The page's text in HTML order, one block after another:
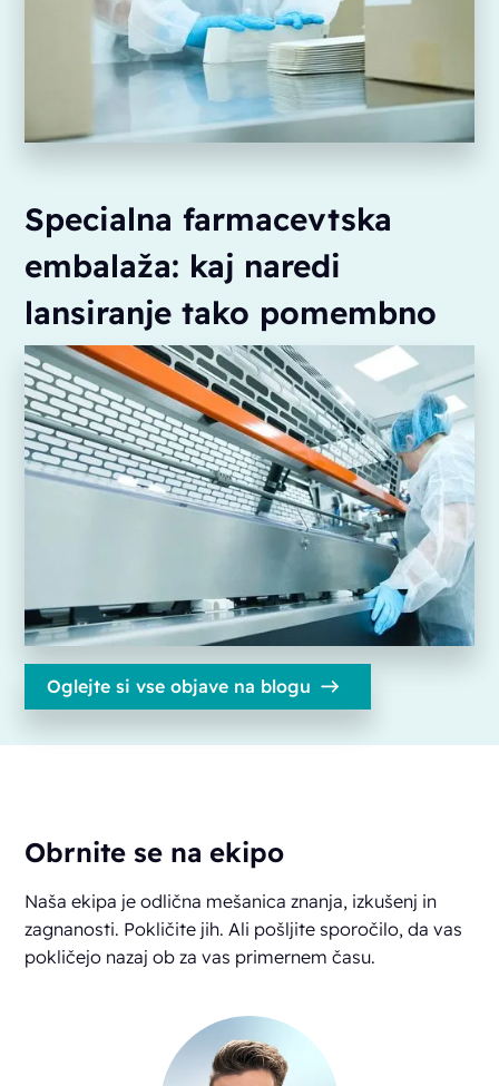
Specialna farmacevtska
embalaža: kaj naredi
lansiranje tako pomembno
Oglejte si vse objave na blogu
Obrnite se na ekipo
Naša ekipa je odlična mešanica znanja, izkušenj in
zagnanosti. Pokličite jih. Ali pošljite sporočilo, da vas
pokličejo nazaj ob za vas primernem času.